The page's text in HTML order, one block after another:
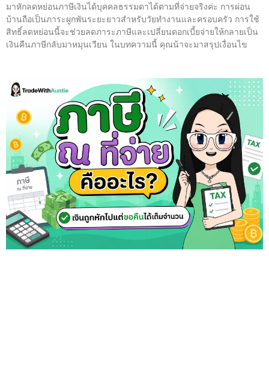
มาหักลดหย่อนภาษีเงินได้บุคคลธรรมดาได้ตามที่จ่ายจริงค่ะ การผ่อน
บ้านถือเป็นภาระผูกพันระยะยาวสำหรับวัยทำงานและครอบครัว การใช้
สิทธิ์ลดหย่อนนี้จะช่วยลดภาระภาษีและเปลี่ยนดอกเบี้ยจ่ายให้กลายเป็น
เงินคืนภาษีกลับมาหมุนเวียน ในบทความนี้ คุณน้าจะมาสรุปเงื่อนไข